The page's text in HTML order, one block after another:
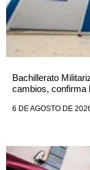
Bachillerato
cambios, confirma
6 DE AGOSTO DE